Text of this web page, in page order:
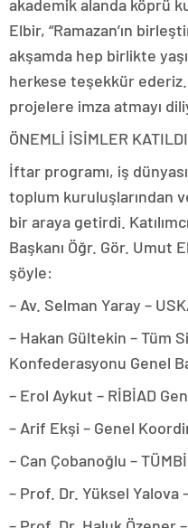
akademik alanda köprü
Elbir, “Ramazan’ın
akşamda hep birlikte
herkese teşekkür
projelere imza atmayı
ÖNEMLİ İSİMLER KATILDI
İftar programı, iş
toplum kuruluşlarından
bir araya getirdi.
Başkanı Öğr. Gör. Umut
şöyle:
– Av. Selman Yaray –
– Hakan Gültekin – Tüm
Konfederasyonu Genel
– Erol Aykut – RİBİAD
– Arif Ekşi – Genel
– Can Çobanoğlu –
– Prof. Dr. Yüksel Yalova